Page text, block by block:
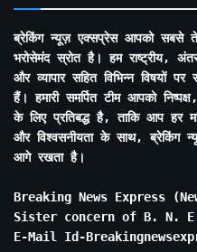
ब्रेकिंग न्यूज़ एक्सप्रेस आपको सबसे
भरोसेमंद स्रोत है। हम राष्ट्रीय,
और व्यापार सहित विभिन्न विषयों
हैं। हमारी समर्पित टीम आपको
के लिए प्रतिबद्ध है, ताकि आप हर
और विश्वसनीयता के साथ, ब्रेकिंग
आगे रखता है।
Breaking News Express
Sister concern of B. N.
E-Mail Id-